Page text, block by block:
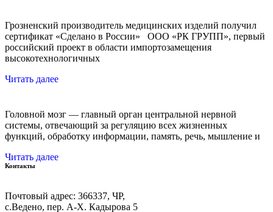
Грозненский производитель медицинских изделий получил
сертификат «Сделано в России» ООО «РК ГРУПП», первый
российский проект в области импортозамещения
высокотехнологичных
Читать далее
Головной мозг — главный орган центральной нервной
системы, отвечающий за регуляцию всех жизненных
функций, обработку информации, память, речь, мышление и
Читать далее
Контакты
Почтовый адрес: 366337, ЧР,
с.Ведено, пер. А-Х. Кадыровa 5